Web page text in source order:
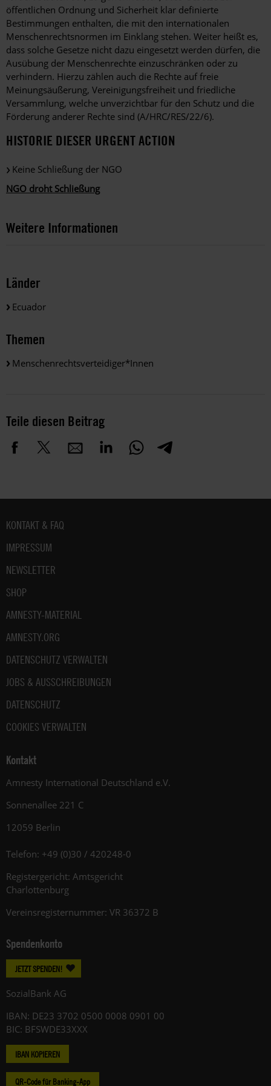
öffentlichen Ordnung und Sicherheit klar definierte
Bestimmungen enthalten, die mit den internationalen
Menschenrechtsnormen im Einklang stehen. Weiter heißt es,
dass solche Gesetze nicht dazu eingesetzt werden dürfen, die
Ausübung der Menschenrechte einzuschränken oder zu
verhindern. Hierzu zählen auch die Rechte auf freie
Meinungsäußerung, Vereinigungsfreiheit und friedliche
Versammlung, welche unverzichtbar für den Schutz und die
Förderung anderer Rechte sind (A/HRC/RES/22/6).
HISTORIE DIESER URGENT ACTION
Keine Schließung der NGO
NGO droht Schließung
Weitere Informationen
Länder
Ecuador
Themen
Menschenrechtsverteidiger*innen
Teile diesen Beitrag
Fußbereich
KONTAKT & FAQ
IMPRESSUM
NEWSLETTER
SHOP
AMNESTY-MATERIAL
AMNESTY.ORG
DATENSCHUTZ VERWALTEN
JOBS & AUSSCHREIBUNGEN
DATENSCHUTZ
COOKIES VERWALTEN
Kontakt
Amnesty International Deutschland e.V.
Sonnenallee 221 C
12059 Berlin
Telefon: +49 (0)30 / 420248-0
Registergericht: Amtsgericht
Charlottenburg
Vereinsregisternummer: VR 36372 B
Spendenkonto
JETZT SPENDEN!
SozialBank AG
IBAN: DE23 3702 0500 0008 0901 00
BIC: BFSWDE33XXX
IBAN KOPIEREN
QR-Code für Banking-App